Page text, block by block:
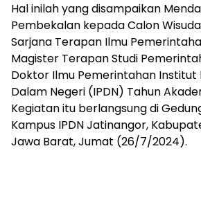
Hal inilah yang disampaikan
Pembekalan kepada Calon
Sarjana Terapan Ilmu
Magister Terapan Studi
Doktor Ilmu Pemerintahan
Dalam Negeri (IPDN) Tahun
Kegiatan itu berlangsung di
Kampus IPDN Jatinangor,
Jawa Barat, Jumat (26/7/2024).